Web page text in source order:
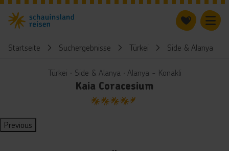
Startseite Suchergebnisse Türkei Side & Alanya
Türkei ∙ Side & Alanya ∙ Alanya - Konakli
Kaia Coracesium
4.5
Previous